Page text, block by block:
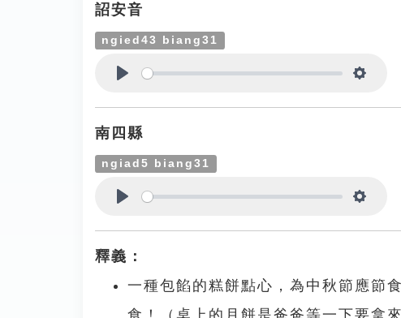
詔安音
ngied43 biang31
南四縣
ngiad5 biang31
釋義：
一種包餡的糕餅點心，為中秋節應節
食！（桌上的月餅是爸爸等一下要拿